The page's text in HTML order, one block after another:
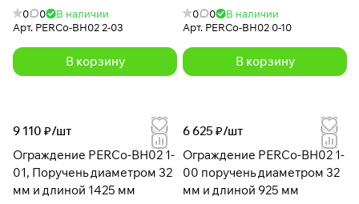
03 с крышкой
0 0
В наличии
Арт. PERCo-BH02 2-03
В корзину
BH02 0-10
0 0
В наличии
Арт. PERCo-BH02 0-10
В корзину
9 110 ₽/шт
Ограждение PERCo-BH02 1-
01, Поручень диаметром 32
мм и длиной 1425 мм
6 625 ₽/шт
Ограждение PERCo-BH02 1-
00 поручень диаметром 32
мм и длиной 925 мм